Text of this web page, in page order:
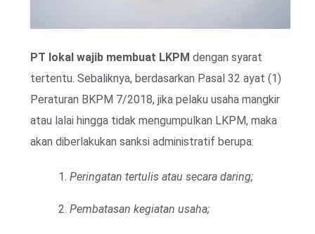
PT lokal wajib membuat LKPM dengan syarat
tertentu. Sebaliknya, berdasarkan Pasal 32 ayat (1)
Peraturan BKPM 7/2018, jika pelaku usaha mangkir
atau lalai hingga tidak mengumpulkan LKPM, maka
akan diberlakukan sanksi administratif berupa:
Peringatan tertulis atau secara daring;
Pembatasan kegiatan usaha;